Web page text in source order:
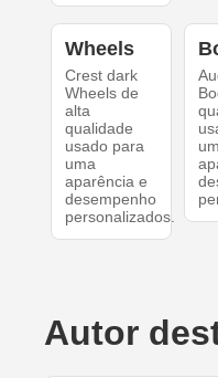
Wheels
Crest dark
Wheels de
alta
qualidade
usado para
uma
aparência e
desempenho
personalizados.
Autor